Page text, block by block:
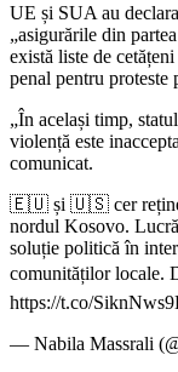
UE și SUA au
„asigurările din
există liste de
penal pentru proteste
„În același timp,
violență este
comunicat.
🇪🇺 și 🇺🇸 cer
nordul Kosovo.
soluție politică în
comunităților locale.
https://t.co/
— Nabila Massrali